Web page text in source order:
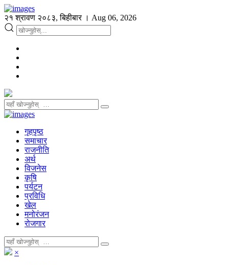
२१ श्रावण २०८३, बिहीबार । Aug 06, 2026
गृहपृष्ठ
समाचार
राजनीति
अर्थ
विजनेस
कृषि
पर्यटन
प्रविधि
खेल
मनोरंजन
रोजगार
×